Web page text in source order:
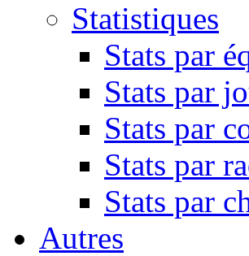
Statistiques
Stats par
Stats par
Stats par
Stats par
Stats par
Autres